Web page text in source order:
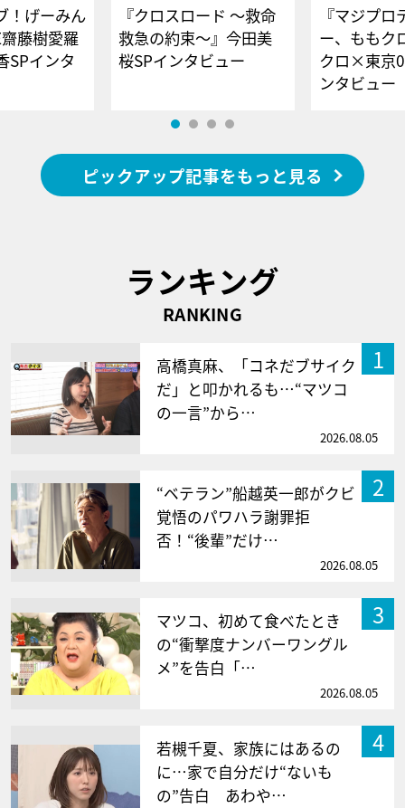
！げーみん
藤樹愛羅
SPインタ
『クロスロード ～救命
救急の約束～』今田美
桜SPインタビュー
『マジプロ
ー、ももク
クロ×東京
ンタビュー
ピックアップ記事をもっと見る
ランキング
RANKING
1
高橋真麻、「コネだブサイク
だ」と叩かれるも…“マツコ
の一言”から…
2026.08.05
2
“ベテラン”船越英一郎がクビ
覚悟のパワハラ謝罪拒
否！“後輩”だけ…
2026.08.05
3
マツコ、初めて食べたとき
の“衝撃度ナンバーワングル
メ”を告白「…
2026.08.05
4
若槻千夏、家族にはあるの
に…家で自分だけ“ないも
の”告白 あわや…